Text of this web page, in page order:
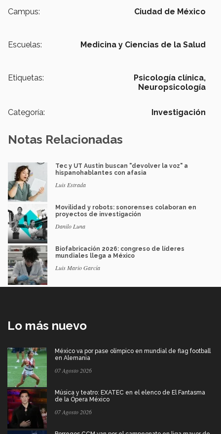
Campus: Ciudad de México
Escuelas: Medicina y Ciencias de la Salud
Etiquetas:
Psicología clínica,
Neuropsicología
Categoría: Investigación
Notas Relacionadas
Tec y UT Austin buscan "devolver la voz" a
hispanohablantes con afasia
Luis Estrada
Movilidad y robots: sonorenses colaboran en
proyectos de investigación
Danilo Luna
Biofabricación 2026: congreso de líderes
mundiales llega a México
Luis Mario García
Lo más nuevo
México va por pase olímpico en mundial de flag football
en Alemania
07 Agosto 2026
Música y teatro: EXATEC en el elenco de El Fantasma
de la Ópera México
07 Agosto 2026